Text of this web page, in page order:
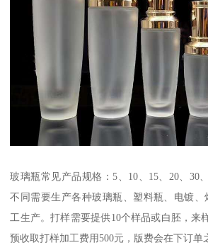
玻璃瓶常见产品规格：5、10、15、20、30
不同需要生产各种玻璃瓶、塑料瓶、电镀
工生产。打样需要提供10个样品或白胚，来
预收取打样加工费用500元，版费会在下订单